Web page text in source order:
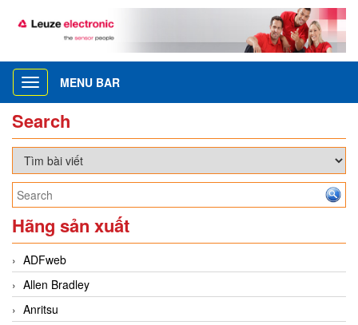
Toggle
navigation
MENU BAR
Search
Hãng sản xuất
ADFweb
Allen Bradley
Anritsu